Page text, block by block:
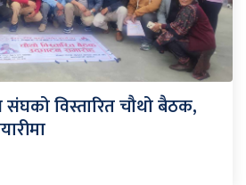
विस्तारित चौथो बैठक,